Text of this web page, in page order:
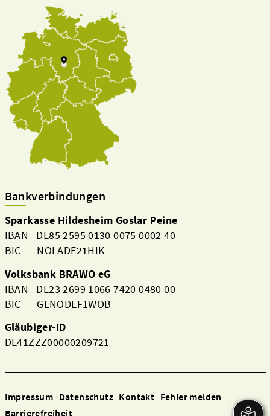
Bankverbindungen
Sparkasse Hildesheim Goslar Peine
IBAN DE85 2595 0130 0075 0002 40
BIC NOLADE21HIK
Volksbank BRAWO eG
IBAN DE23 2699 1066 7420 0480 00
BIC GENODEF1WOB
Gläubiger-ID
DE41ZZZ00000209721
Impressum Datenschutz Kontakt Fehler melden
Barrierefreiheit